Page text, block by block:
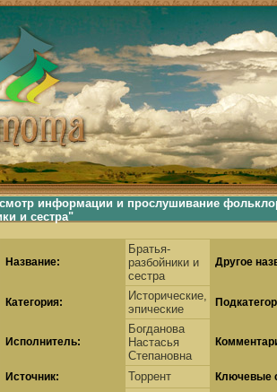
народные песни послушать скачать каталог фольклора Скачать Поиск музыки, поиск фольклора, искать песни, как пели
информации и прослушивание
и сестра"
Название:
Братья-
разбойники и
сестра
Другое
Категория:
Исторические,
эпические
Исполнитель:
Богданова
Настасья
Степановна
Источник: Торрент Ключевые